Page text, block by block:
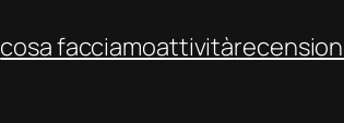
cosa facciamoattività